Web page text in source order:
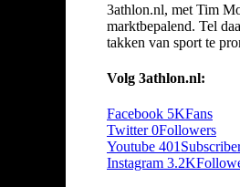
3athlon.nl, met Tim
marktbepalend. Tel
takken van sport te
Volg 3athlon.nl:
Facebook 5KFans
Twitter 0Followers
Youtube 401
Instagram 3.2K